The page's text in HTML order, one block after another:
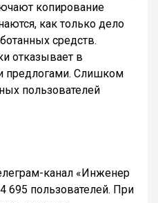
копирование
как только дело
средств.
отказывает в
предлогами. Слишком
пользователей
канал «Инженер
695 пользователей. При